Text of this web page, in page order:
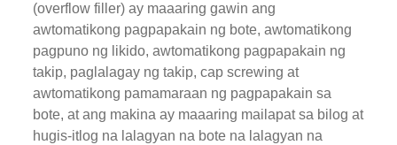
(overflow filler) ay maaaring gawin ang
awtomatikong pagpapakain ng bote, awtomatikong
pagpuno ng likido, awtomatikong pagpapakain ng
takip, paglalagay ng takip, cap screwing at
awtomatikong pamamaraan ng pagpapakain sa
bote, at ang makina ay maaaring mailapat sa bilog at
hugis-itlog na lalagyan na bote na lalagyan na